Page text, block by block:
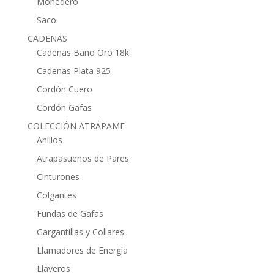
Saco
CADENAS
Cadenas Baño Oro 18k
Cadenas Plata 925
Cordón Cuero
Cordón Gafas
COLECCIÓN ATRÁPAME
Anillos
Atrapasueños de Pares
Cinturones
Colgantes
Fundas de Gafas
Gargantillas y Collares
Llamadores de Energía
Llaveros